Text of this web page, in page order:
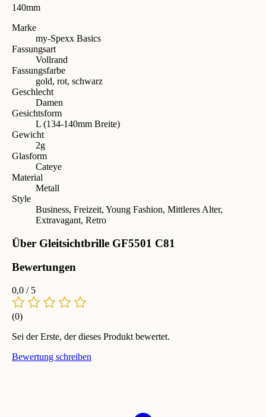
140mm
Marke
my-Spexx Basics
Fassungsart
Vollrand
Fassungsfarbe
gold, rot, schwarz
Geschlecht
Damen
Gesichtsform
L (134-140mm Breite)
Gewicht
2g
Glasform
Cateye
Material
Metall
Style
Business, Freizeit, Young Fashion, Mittleres Alter,
Extravagant, Retro
Über Gleitsichtbrille GF5501 C81
Bewertungen
0,0 / 5
(0)
Sei der Erste, der dieses Produkt bewertet.
Bewertung schreiben